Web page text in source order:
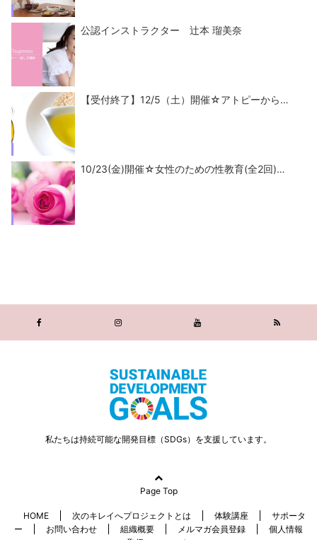
公認インストラクター 辻本 瑠美奈
【受付終了】12/5（土）開催☆アトピーから…
10/23(金)開催☆女性のための性教育(全2回)…
私たちは持続可能な開発目標（SDGs）を支援しています。
Page Top
HOME 次のキレイへプロジェクトとは 体験講座
サポータ
ー
お問い合わせ 組織概要 メルマガ会員登録
個人情報